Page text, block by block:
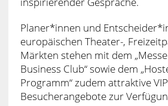
Planer*innen und
europäischen Theater-,
Märkten stehen mit dem
Business Club“ sowie dem
Programm“ zudem attraktive
Besucherangebote zur